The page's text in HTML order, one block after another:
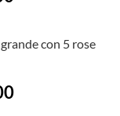
con 5 rose